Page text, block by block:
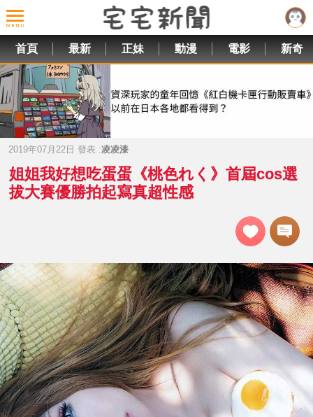
首頁 最新 正妹 動漫 電影 新奇
2019年07月22日 發表 :凌凌漆
姐姐我好想吃蛋蛋《桃色れく》首屆cos選
拔大賽優勝拍起寫真超性感